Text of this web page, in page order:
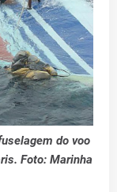
do voo
Foto: Marinha